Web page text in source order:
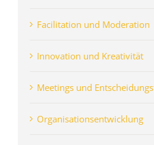
Facilitation und Moderation
Innovation und Kreativität
Meetings und
Organisationsentwicklung